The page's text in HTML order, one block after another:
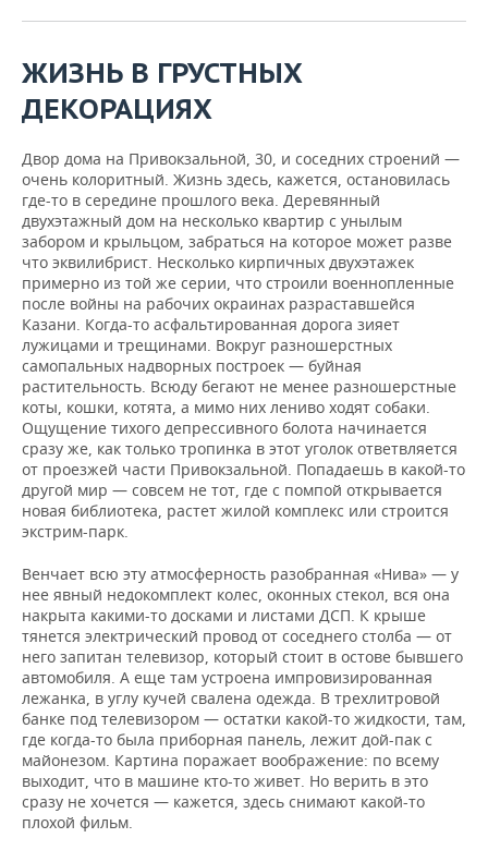
ХОККЕЙ С МЯЧОМ
ПРОИСШЕСТВИЯ
ЖИЗНЬ В ГРУСТНЫХ
ДЕКОРАЦИЯХ
Двор дома на Привокзальной, 30, и соседних строений —
очень колоритный. Жизнь здесь, кажется, остановилась
где-то в середине прошлого века. Деревянный
двухэтажный дом на несколько квартир с унылым
забором и крыльцом, забраться на которое может разве
что эквилибрист. Несколько кирпичных двухэтажек
примерно из той же серии, что строили военнопленные
после войны на рабочих окраинах разраставшейся
Казани. Когда-то асфальтированная дорога зияет
лужицами и трещинами. Вокруг разношерстных
самопальных надворных построек — буйная
растительность. Всюду бегают не менее разношерстные
коты, кошки, котята, а мимо них лениво ходят собаки.
Ощущение тихого депрессивного болота начинается
сразу же, как только тропинка в этот уголок ответвляется
от проезжей части Привокзальной. Попадаешь в какой-то
другой мир — совсем не тот, где с помпой открывается
новая библиотека, растет жилой комплекс или строится
экстрим-парк.
Венчает всю эту атмосферность разобранная «Нива» — у
нее явный недокомплект колес, оконных стекол, вся она
накрыта какими-то досками и листами ДСП. К крыше
тянется электрический провод от соседнего столба — от
него запитан телевизор, который стоит в остове бывшего
автомобиля. А еще там устроена импровизированная
лежанка, в углу кучей свалена одежда. В трехлитровой
банке под телевизором — остатки какой-то жидкости, там,
где когда-то была приборная панель, лежит дой-пак с
майонезом. Картина поражает воображение: по всему
выходит, что в машине кто-то живет. Но верить в это
сразу не хочется — кажется, здесь снимают какой-то
плохой фильм.